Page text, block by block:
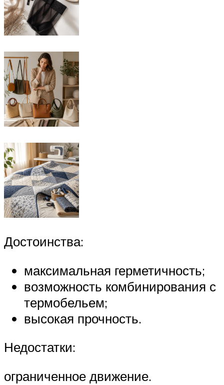
Достоинства:
максимальная герметичность;
возможность комбинирования с
термобельем;
высокая прочность.
Недостатки:
ограниченное движение.